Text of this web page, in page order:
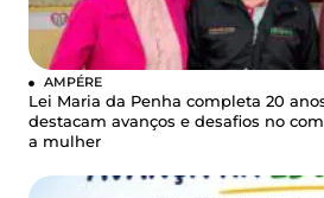
AMPÉRE
Lei Maria da Penha completa 20
destacam avanços e desafios no
a mulher